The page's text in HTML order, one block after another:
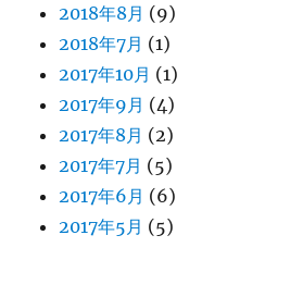
2018年8月 (9)
2018年7月 (1)
2017年10月 (1)
2017年9月 (4)
2017年8月 (2)
2017年7月 (5)
2017年6月 (6)
2017年5月 (5)